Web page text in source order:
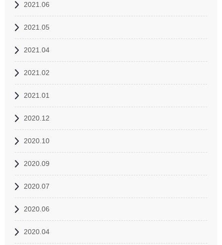
2021.06
2021.05
2021.04
2021.02
2021.01
2020.12
2020.10
2020.09
2020.07
2020.06
2020.04